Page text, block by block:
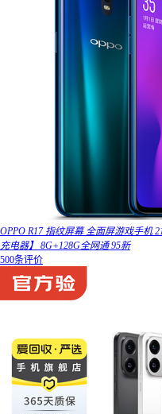
OPPO R17 指纹屏幕 全面屏游戏手机
充电器】 8G+128G全网通 95新
500条评价